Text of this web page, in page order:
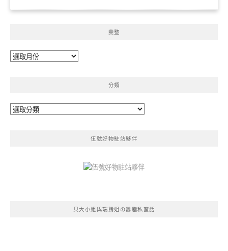
彙整
彙
分類
分
伍號好物駐站夥伴
貝大小姐與瑞餚姐の囂脂私蜜話